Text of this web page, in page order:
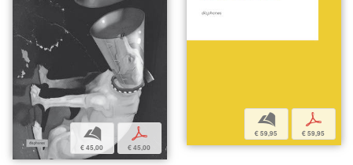
b
€ 45,00
p
€ 45,00
b
€ 59,95
p
€ 59,95